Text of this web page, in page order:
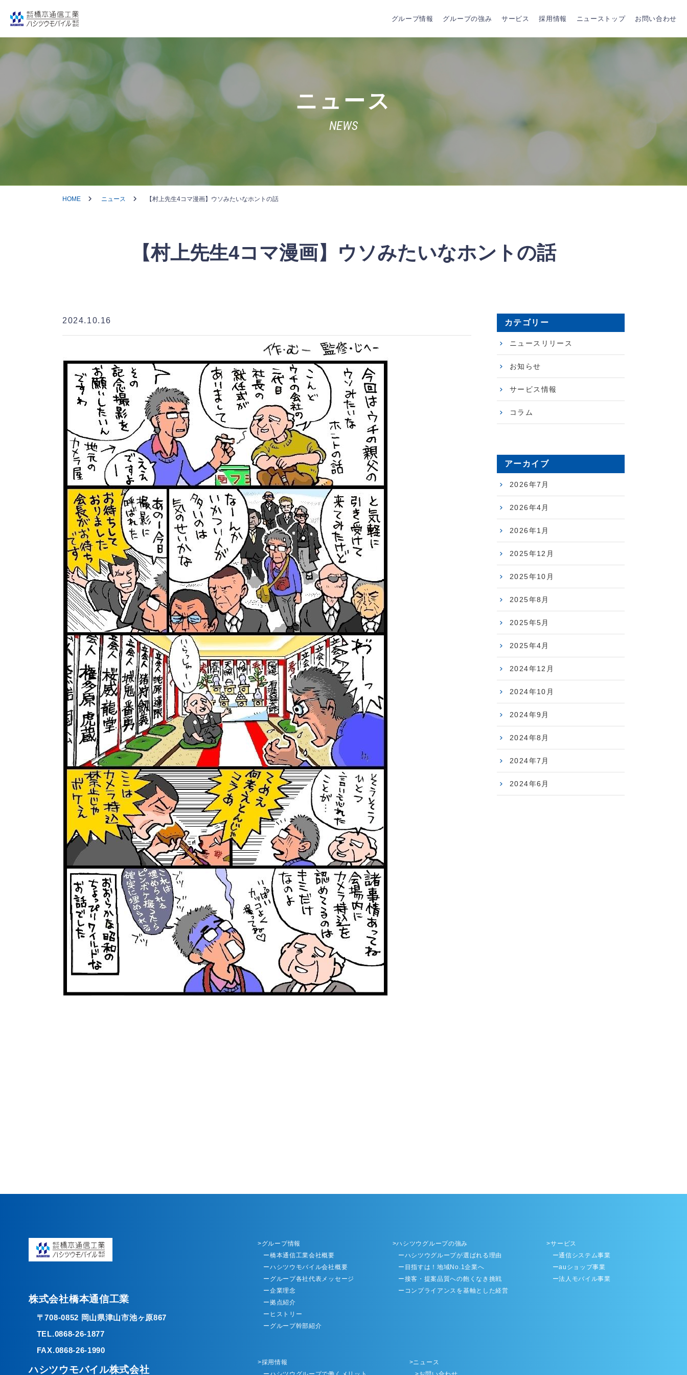
グループ情報 グループの強み サービス 採用情報 ニューストップ お問い合わせ
ニュース
NEWS
HOME ニュース 【村上先生4コマ漫画】ウソみたいなホントの話
【村上先生4コマ漫画】ウソみたいなホントの話
2024.10.16 カテゴリー
ニュースリリース
お知らせ
サービス情報
コラム
アーカイブ
2026年7月
2026年4月
2026年1月
2025年12月
2025年10月
2025年8月
2025年5月
2025年4月
2024年12月
2024年10月
2024年9月
2024年8月
2024年7月
2024年6月
株式会社橋本通信工業
〒708-0852 岡山県津山市池ヶ原867
TEL.0868-26-1877
FAX.0868-26-1990
ハシツウモバイル株式会社
グループ情報
ー橋本通信工業会社概要
ーハシツウモバイル会社概要
ーグループ各社代表メッセージ
ー企業理念
ー拠点紹介
ーヒストリー
ーグループ幹部紹介
ハシツウグループの強み
ーハシツウグループが選ばれる理由
ー目指すは！地域No.1企業へ
ー接客・提案品質への飽くなき挑戦
ーコンプライアンスを基軸とした経営
サービス
ー通信システム事業
ーauショップ事業
ー法人モバイル事業
採用情報
ニュース